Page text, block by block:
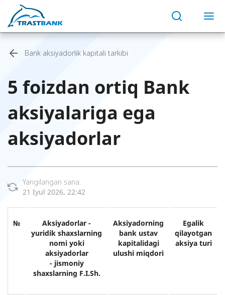
Bank aksiyadorlik kapitali tarkibi
5 foizdan ortiq Bank
aksiyalariga ega
aksiyadorlar
Yangilangan sana:
21 Iyul 2026, 22:42
№
Aksiyadorlar -
yuridik shaxslarning
nomi yoki
aksiyadorlar
- jismoniy
shaxslarning F.I.Sh.
Aksiyadorning
bank ustav
kapitalidagi
ulushi miqdori
Egalik
qilayotgan
aksiya turi